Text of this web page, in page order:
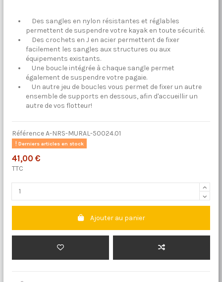
Des sangles en nylon résistantes et réglables
permettent de suspendre votre kayak en toute sécurité.
Des crochets en J en acier permettent de fixer
facilement les sangles aux structures ou aux
équipements existants.
Une boucle intégrée à chaque sangle permet
également de suspendre votre pagaie.
Un autre jeu de boucles vous permet de fixer un autre
ensemble de supports en dessous, afin d'accueillir un
autre de vos flotteur!
RéférenceA-NRS-MURAL-50024.01
Derniers articles en stock
41,00 €
TTC
Ajouter au panier